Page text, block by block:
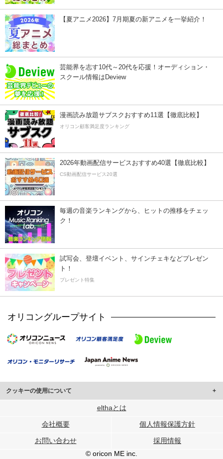
【夏アニメ2026】7月期夏の新アニメを一挙紹介！
芸能界を志す10代～20代を応援！オーディション・
スクール情報はDeview
漫画読み放題サブスクおすすめ11選【徹底比較】
オリコン顧客満足度ランキング
2026年動画配信サービスおすすめ40選【徹底比較】
CS動画配信サービス20選
毎週の音楽ランキングから、ヒットの推移をチェッ
ク！
試写会、登壇イベント、サインチェキなどプレゼン
ト！
プレゼント特集
オリコングループサイト
クッキーの使用について
このサイトでは Cookie を使用して、ユーザーに合わせたコンテンツや広告の
行っています。
メディアや広告配信、データ解析の各パートナーに提供しています。
各パートナーは、この情報とユーザーが各パートナーに提供した他の情報や、
elthaとは
会社概要 個人情報保護方針
お問い合わせ
採用情報
© oricon ME inc.